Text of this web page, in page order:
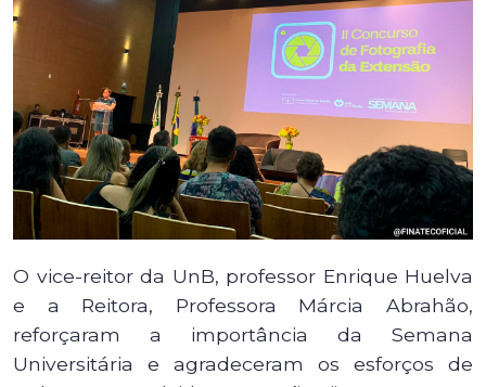
O vice-reitor da UnB, professor Enrique Huelva
e a Reitora, Professora Márcia Abrahão,
reforçaram a importância da Semana
Universitária e agradeceram os esforços de